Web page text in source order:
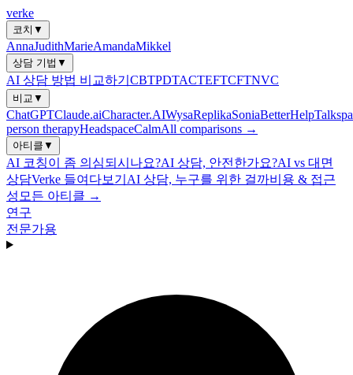
verke
코치 ▼
AnnaJudithMarieAmandaMikkel
상담 기법 ▼
AI 상담 방법 비교하기 CBTPDTACTEFTCFTNVC
비교 ▼
ChatGPTClaude.aiCharacter.AIWysaReplikaSoniaBetterHelp
person therapyHeadspaceCalmAll comparisons →
아티클 ▼
AI 코칭이 좀 의심되시나요?AI 상담, 안전한가요?AI vs 대면
상담Verke 들여다보기 AI 상담, 누구를 위한 걸까비용 & 접근
성 모든 아티클 →
연구
전문가용